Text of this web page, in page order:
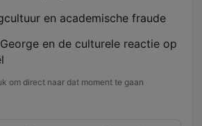
en academische fraude
en de culturele reactie op
om direct naar dat moment te gaan